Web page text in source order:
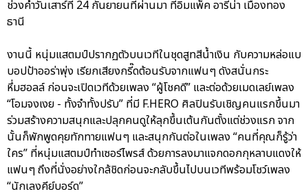
ช่วงค่ำวันเสาร์ที่ 24 กันยายนที่ผ่านมา ที่อิมแพ็ค อารีน่า เมืองทอง
ธานี
งานนี้ หนุ่มแสตมป์ปรากฏตัวบนเวทีในชุดสูทสีน้ำเงิน กับความหล่อแบ
บอปป้าออร่าพุ่ง เรียกเสียงกรี๊ดต้อนรับจากแฟนๆ ดังสนั่นกระ
หึ่มฮอลล์ ก่อนจะเปิดเวทีด้วยเพลง “ผู้โชคดี” และต่อด้วยเมดเลย์เพลง
“โอมจงเงย - ทั้งจำทั้งปรับ” ที่มี F.HERO ศิลปินรับเชิญคนแรกขึ้นมา
ร่วมสร้างความสนุกและปลุกคนดูให้ลุกขึ้นเต้นกันตั้งแต่ช่วงแรก จาก
นั้นก็พักพูดคุยทักทายแฟนๆ และสนุกกันต่อในเพลง “คนที่คุณก็รู้ว่า
ใคร” ที่หนุ่มแสตมป์ทำเซอร์ไพรส์ ด้วยการลงมาแจกดอกกุหลาบแดงให้
แฟนๆ ถึงที่นั่งอย่างใกล้ชิดก่อนจะกลับขึ้นไปบนเวทีพร้อมโชว์เพลง
“นักเลงคีย์บอร์ด”